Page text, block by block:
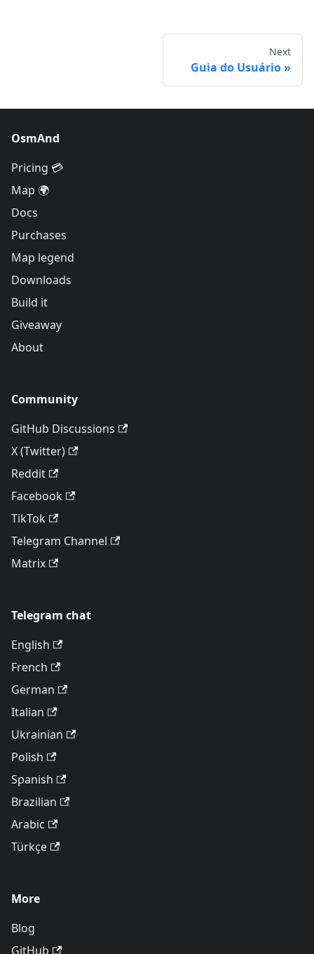
Next
Guia do Usuário
OsmAnd
Pricing 💳
Map 🌍
Docs
Purchases
Map legend
Downloads
Build it
Giveaway
About
Community
GitHub Discussions
X (Twitter)
Reddit
Facebook
TikTok
Telegram Channel
Matrix
Telegram chat
English
French
German
Italian
Ukrainian
Polish
Spanish
Brazilian
Arabic
Türkçe
More
Blog
GitHub